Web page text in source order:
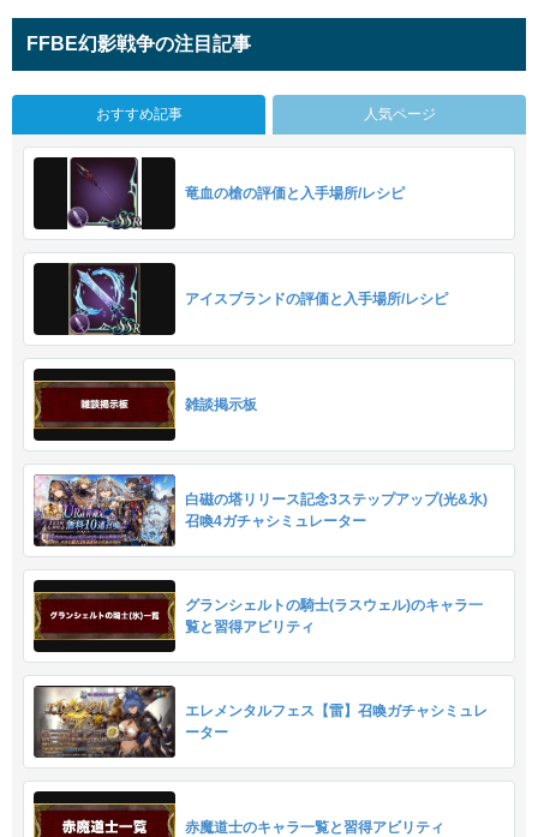
FFBE幻影戦争の注目記事
おすすめ記事 人気ページ
竜血の槍の評価と入手場所/レシピ
アイスブランドの評価と入手場所/レシピ
雑談掲示板
白磁の塔リリース記念3ステップアップ(光&氷)
召喚4ガチャシミュレーター
グランシェルトの騎士(ラスウェル)のキャラ一
覧と習得アビリティ
エレメンタルフェス【雷】召喚ガチャシミュレ
ーター
赤魔道士のキャラ一覧と習得アビリティ